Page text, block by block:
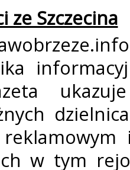
ze Szczecina
w tym